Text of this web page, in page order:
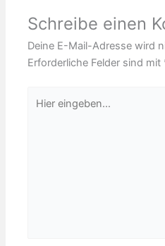
Schreibe einen
Deine E-Mail-Adresse wird
Erforderliche Felder sind mit
eingeben…